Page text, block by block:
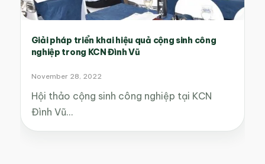
Giải pháp triển khai hiệu quả cộng sinh công
nghiệp trong KCN Đình Vũ
November 28, 2022
Hội thảo cộng sinh công nghiệp tại KCN
Đình Vũ…